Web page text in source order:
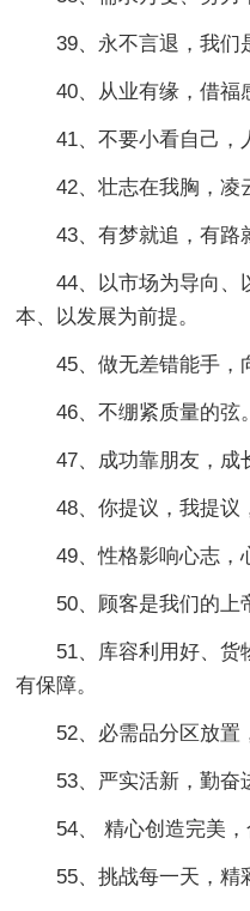
39、永不言退，我们
40、从业有缘，借福
41、不要小看自己，
42、壮志在我胸，凌
43、有梦就追，有路
44、以市场为导向、
本、以发展为前提。
45、做无差错能手，
46、不绷紧质量的弦
47、成功靠朋友，成
48、你提议，我提议
49、性格影响心志，
50、顾客是我们的上
51、库容利用好、货
有保障。
52、必需品分区放置
53、严实活新，勤奋
54、 精心创造完美，
55、挑战每一天，精